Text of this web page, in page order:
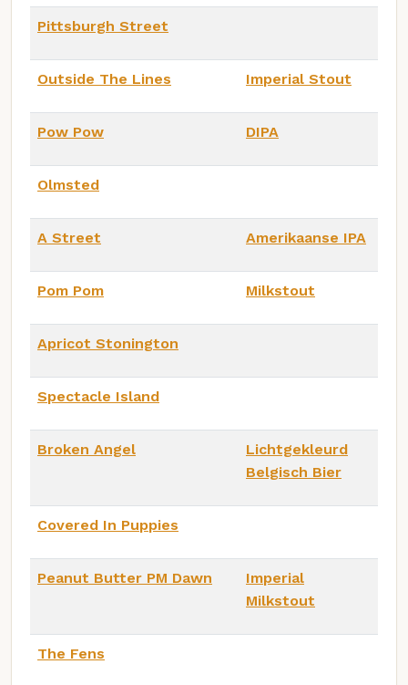
Pittsburgh Street
Outside The Lines Imperial Stout
Pow Pow DIPA
Olmsted
A Street Amerikaanse IPA
Pom Pom Milkstout
Apricot Stonington
Spectacle Island
Broken Angel
Lichtgekleurd
Belgisch Bier
Covered In Puppies
Peanut Butter PM Dawn
Imperial
Milkstout
The Fens